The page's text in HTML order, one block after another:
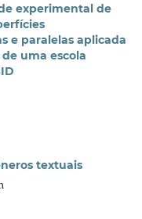
experimental de
e paralelas aplicada
uma escola
textuais